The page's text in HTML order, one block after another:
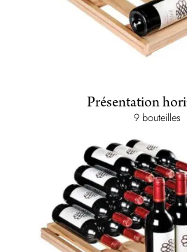
Présentation
9 bouteilles